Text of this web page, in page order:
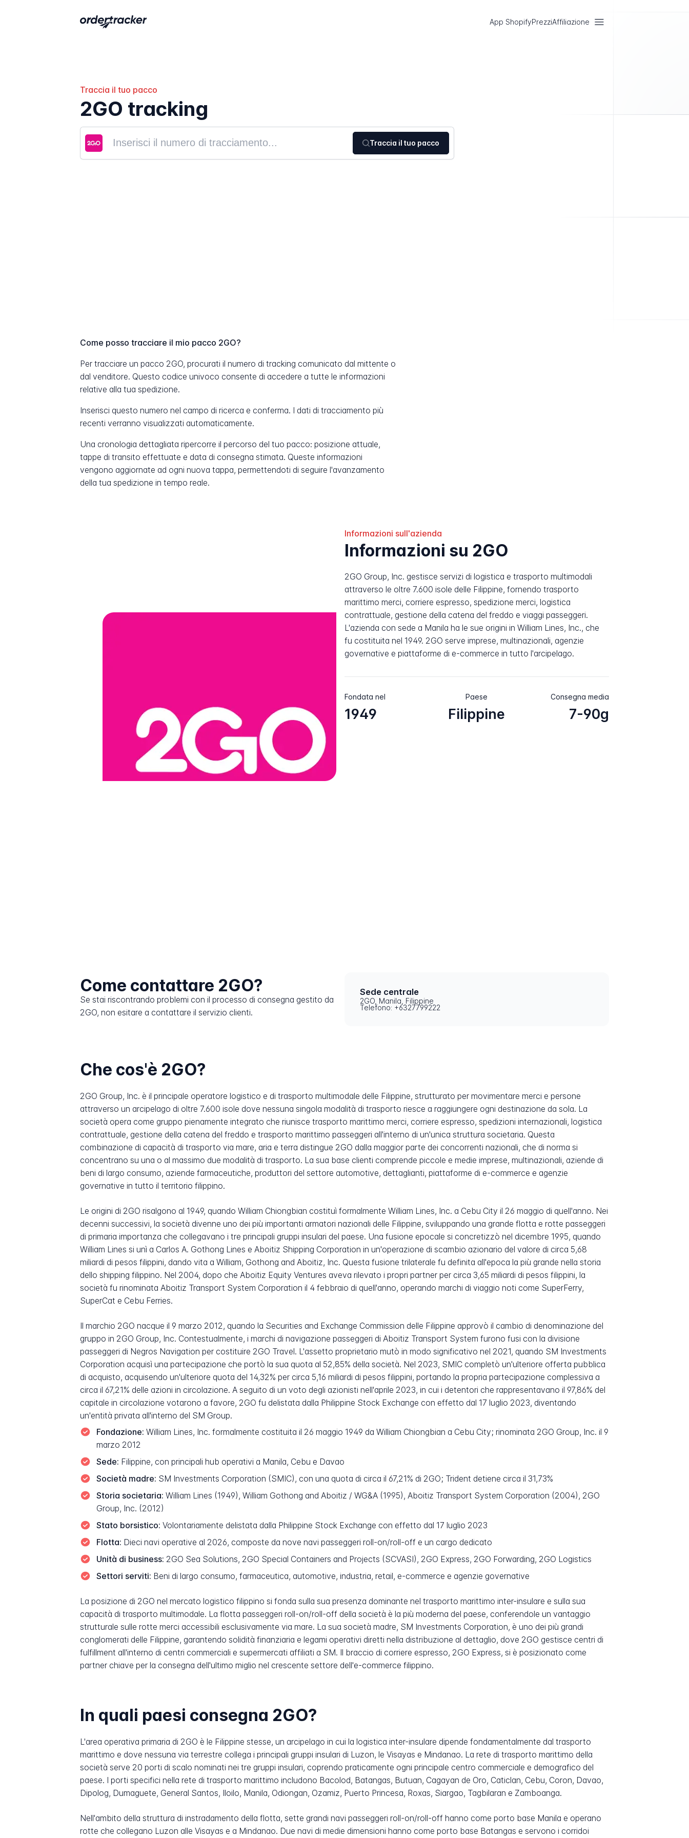
App ShopifyPrezziAffiliazione
Traccia il tuo pacco
2GO tracking
Traccia il tuo pacco
Come posso tracciare il mio pacco 2GO?
Per tracciare un pacco 2GO, procurati il numero di tracking comunicato dal mittente o
dal venditore. Questo codice univoco consente di accedere a tutte le informazioni
relative alla tua spedizione.
Inserisci questo numero nel campo di ricerca e conferma. I dati di tracciamento più
recenti verranno visualizzati automaticamente.
Una cronologia dettagliata ripercorre il percorso del tuo pacco: posizione attuale,
tappe di transito effettuate e data di consegna stimata. Queste informazioni
vengono aggiornate ad ogni nuova tappa, permettendoti di seguire l'avanzamento
della tua spedizione in tempo reale.
Informazioni sull'azienda
Informazioni su 2GO
2GO Group, Inc. gestisce servizi di logistica e trasporto multimodali
attraverso le oltre 7.600 isole delle Filippine, fornendo trasporto
marittimo merci, corriere espresso, spedizione merci, logistica
contrattuale, gestione della catena del freddo e viaggi passeggeri.
L'azienda con sede a Manila ha le sue origini in William Lines, Inc., che
fu costituita nel 1949. 2GO serve imprese, multinazionali, agenzie
governative e piattaforme di e-commerce in tutto l'arcipelago.
Fondata nel
1949
Paese
Filippine
Consegna media
7-90g
Come contattare 2GO?
Se stai riscontrando problemi con il processo di consegna gestito da
2GO, non esitare a contattare il servizio clienti.
Sede centrale
2GO, Manila, Filippine
Telefono: +6327799222
Che cos'è 2GO?
2GO Group, Inc. è il principale operatore logistico e di trasporto multimodale delle Filippine, strutturato per movimentare merci e persone
attraverso un arcipelago di oltre 7.600 isole dove nessuna singola modalità di trasporto riesce a raggiungere ogni destinazione da sola. La
società opera come gruppo pienamente integrato che riunisce trasporto marittimo merci, corriere espresso, spedizioni internazionali, logistica
contrattuale, gestione della catena del freddo e trasporto marittimo passeggeri all'interno di un'unica struttura societaria. Questa
combinazione di capacità di trasporto via mare, aria e terra distingue 2GO dalla maggior parte dei concorrenti nazionali, che di norma si
concentrano su una o al massimo due modalità di trasporto. La sua base clienti comprende piccole e medie imprese, multinazionali, aziende di
beni di largo consumo, aziende farmaceutiche, produttori del settore automotive, dettaglianti, piattaforme di e-commerce e agenzie
governative in tutto il territorio filippino.
Le origini di 2GO risalgono al 1949, quando William Chiongbian costituì formalmente William Lines, Inc. a Cebu City il 26 maggio di quell'anno. Nei
decenni successivi, la società divenne uno dei più importanti armatori nazionali delle Filippine, sviluppando una grande flotta e rotte passeggeri
di primaria importanza che collegavano i tre principali gruppi insulari del paese. Una fusione epocale si concretizzò nel dicembre 1995, quando
William Lines si unì a Carlos A. Gothong Lines e Aboitiz Shipping Corporation in un'operazione di scambio azionario del valore di circa 5,68
miliardi di pesos filippini, dando vita a William, Gothong and Aboitiz, Inc. Questa fusione trilaterale fu definita all'epoca la più grande nella storia
dello shipping filippino. Nel 2004, dopo che Aboitiz Equity Ventures aveva rilevato i propri partner per circa 3,65 miliardi di pesos filippini, la
società fu rinominata Aboitiz Transport System Corporation il 4 febbraio di quell'anno, operando marchi di viaggio noti come SuperFerry,
SuperCat e Cebu Ferries.
Il marchio 2GO nacque il 9 marzo 2012, quando la Securities and Exchange Commission delle Filippine approvò il cambio di denominazione del
gruppo in 2GO Group, Inc. Contestualmente, i marchi di navigazione passeggeri di Aboitiz Transport System furono fusi con la divisione
passeggeri di Negros Navigation per costituire 2GO Travel. L'assetto proprietario mutò in modo significativo nel 2021, quando SM Investments
Corporation acquisì una partecipazione che portò la sua quota al 52,85% della società. Nel 2023, SMIC completò un'ulteriore offerta pubblica
di acquisto, acquisendo un'ulteriore quota del 14,32% per circa 5,16 miliardi di pesos filippini, portando la propria partecipazione complessiva a
circa il 67,21% delle azioni in circolazione. A seguito di un voto degli azionisti nell'aprile 2023, in cui i detentori che rappresentavano il 97,86% del
capitale in circolazione votarono a favore, 2GO fu delistata dalla Philippine Stock Exchange con effetto dal 17 luglio 2023, diventando
un'entità privata all'interno del SM Group.
Fondazione: William Lines, Inc. formalmente costituita il 26 maggio 1949 da William Chiongbian a Cebu City; rinominata 2GO Group, Inc. il 9
marzo 2012
Sede: Filippine, con principali hub operativi a Manila, Cebu e Davao
Società madre: SM Investments Corporation (SMIC), con una quota di circa il 67,21% di 2GO; Trident detiene circa il 31,73%
Storia societaria: William Lines (1949), William Gothong and Aboitiz / WG&A (1995), Aboitiz Transport System Corporation (2004), 2GO
Group, Inc. (2012)
Stato borsistico: Volontariamente delistata dalla Philippine Stock Exchange con effetto dal 17 luglio 2023
Flotta: Dieci navi operative al 2026, composte da nove navi passeggeri roll-on/roll-off e un cargo dedicato
Unità di business: 2GO Sea Solutions, 2GO Special Containers and Projects (SCVASI), 2GO Express, 2GO Forwarding, 2GO Logistics
Settori serviti: Beni di largo consumo, farmaceutica, automotive, industria, retail, e-commerce e agenzie governative
La posizione di 2GO nel mercato logistico filippino si fonda sulla sua presenza dominante nel trasporto marittimo inter-insulare e sulla sua
capacità di trasporto multimodale. La flotta passeggeri roll-on/roll-off della società è la più moderna del paese, conferendole un vantaggio
strutturale sulle rotte merci accessibili esclusivamente via mare. La sua società madre, SM Investments Corporation, è uno dei più grandi
conglomerati delle Filippine, garantendo solidità finanziaria e legami operativi diretti nella distribuzione al dettaglio, dove 2GO gestisce centri di
fulfillment all'interno di centri commerciali e supermercati affiliati a SM. Il braccio di corriere espresso, 2GO Express, si è posizionato come
partner chiave per la consegna dell'ultimo miglio nel crescente settore dell'e-commerce filippino.
In quali paesi consegna 2GO?
L'area operativa primaria di 2GO è le Filippine stesse, un arcipelago in cui la logistica inter-insulare dipende fondamentalmente dal trasporto
marittimo e dove nessuna via terrestre collega i principali gruppi insulari di Luzon, le Visayas e Mindanao. La rete di trasporto marittimo della
società serve 20 porti di scalo nominati nei tre gruppi insulari, coprendo praticamente ogni principale centro commerciale e demografico del
paese. I porti specifici nella rete di trasporto marittimo includono Bacolod, Batangas, Butuan, Cagayan de Oro, Caticlan, Cebu, Coron, Davao,
Dipolog, Dumaguete, General Santos, Iloilo, Manila, Odiongan, Ozamiz, Puerto Princesa, Roxas, Siargao, Tagbilaran e Zamboanga.
Nell'ambito della struttura di instradamento della flotta, sette grandi navi passeggeri roll-on/roll-off hanno come porto base Manila e operano
rotte che collegano Luzon alle Visayas e a Mindanao. Due navi di medie dimensioni hanno come porto base Batangas e servono i corridoi